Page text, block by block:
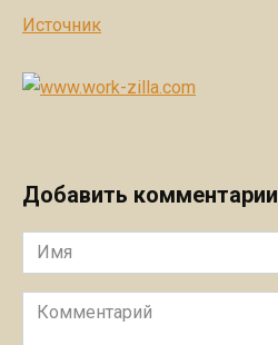
Источник
Добавить комментарии
Имя
Комментарий